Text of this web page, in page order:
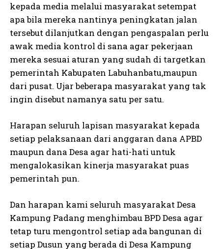
kepada media melalui masyarakat setempat
apa bila mereka nantinya peningkatan jalan
tersebut dilanjutkan dengan pengaspalan perlu
awak media kontrol di sana agar pekerjaan
mereka sesuai aturan yang sudah di targetkan
pemerintah Kabupaten Labuhanbatu,maupun
dari pusat. Ujar beberapa masyarakat yang tak
ingin disebut namanya satu per satu.
Harapan seluruh lapisan masyarakat kepada
setiap pelaksanaan dari anggaran dana APBD
maupun dana Desa agar hati-hati untuk
mengalokasikan kinerja masyarakat puas
pemerintah pun.
Dan harapan kami seluruh masyarakat Desa
Kampung Padang menghimbau BPD Desa agar
tetap turu mengontrol setiap ada bangunan di
setiap Dusun yang berada di Desa Kampung